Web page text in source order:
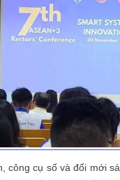
công cụ số và đổi mới